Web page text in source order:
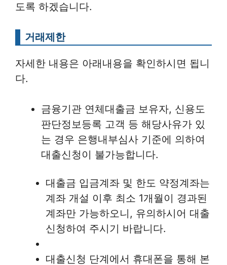
도록 하겠습니다.
거래제한
자세한 내용은 아래내용을 확인하시면 됩니
다.
금융기관 연체대출금 보유자, 신용도
판단정보등록 고객 등 해당사유가 있
는 경우 은행내부심사 기준에 의하여
대출신청이 불가능합니다.
대출금 입금계좌 및 한도 약정계좌는
계좌 개설 이후 최소 1개월이 경과된
계좌만 가능하오니, 유의하시어 대출
신청하여 주시기 바랍니다.
대출신청 단계에서 휴대폰을 통해 본